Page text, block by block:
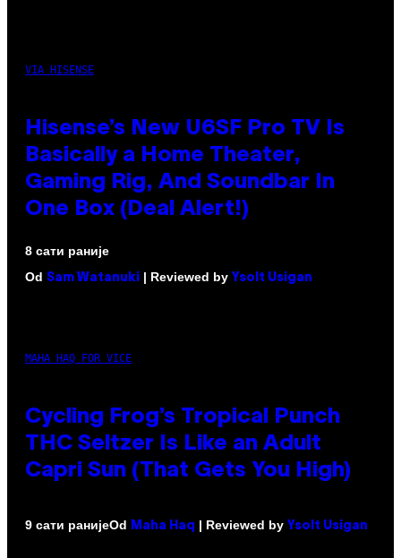
VIA HISENSE
Hisense’s New U6SF Pro TV Is
Basically a Home Theater,
Gaming Rig, And Soundbar In
One Box (Deal Alert!)
8 сати раније
Od Sam Watanuki | Reviewed by Ysolt Usigan
MAHA HAQ FOR VICE
Cycling Frog’s Tropical Punch
THC Seltzer Is Like an Adult
Capri Sun (That Gets You High)
9 сати ранијеOd Maha Haq | Reviewed by Ysolt Usigan